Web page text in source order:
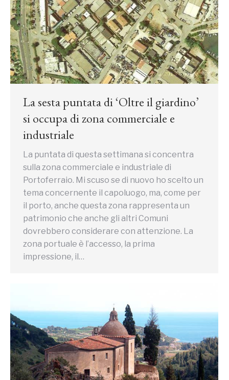
La sesta puntata di ‘Oltre il giardino’
si occupa di zona commerciale e
industriale
La puntata di questa settimana si concentra
sulla zona commerciale e industriale di
Portoferraio. Mi scuso se di nuovo ho scelto un
tema concernente il capoluogo, ma, come per
il porto, anche questa zona rappresenta un
patrimonio che anche gli altri Comuni
dovrebbero considerare con attenzione. La
zona portuale è l’accesso, la prima
impressione, il…